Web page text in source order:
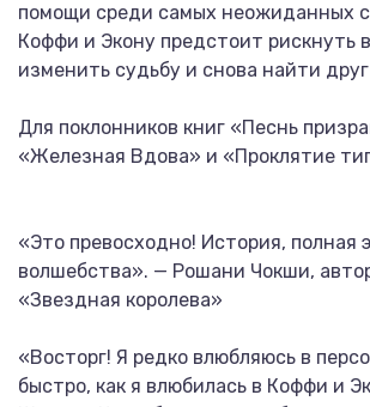
помощи среди самых неожиданных
Коффи и Экону предстоит рискнуть
изменить судьбу и снова найти
Для поклонников книг «Песнь
«Железная Вдова» и «Проклятие
«Это превосходно! История, полная
волшебства». — Рошани Чокши,
«Звездная королева»
«Восторг! Я редко влюбляюсь в
быстро, как я влюбилась в Коффи и